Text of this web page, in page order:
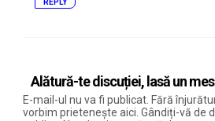
REPLY
Alătură-te discuției, lasă un
E-mail-ul nu va fi publicat. Fără
vorbim prietenește aici. Gândiți-vă de